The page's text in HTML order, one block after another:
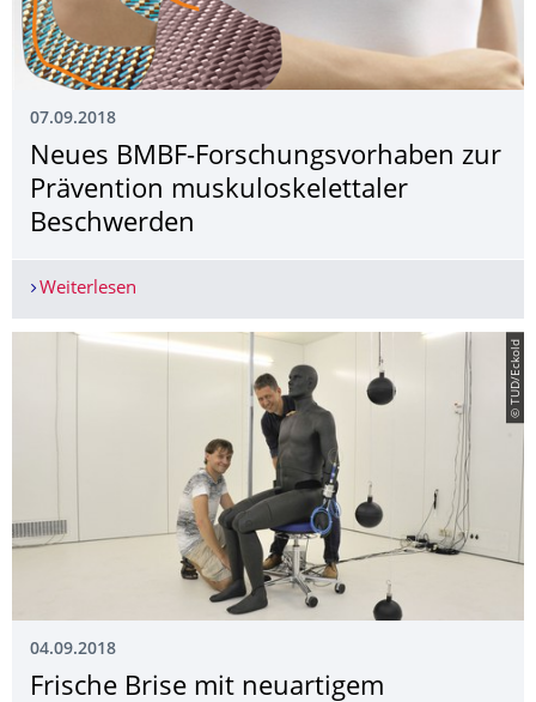
07.09.2018
Neues BMBF-Forschungsvorhaben zur
Prävention muskuloskelettaler
Beschwerden
Weiterlesen
© TUD/Eckold
04.09.2018
Frische Brise mit neuartigem